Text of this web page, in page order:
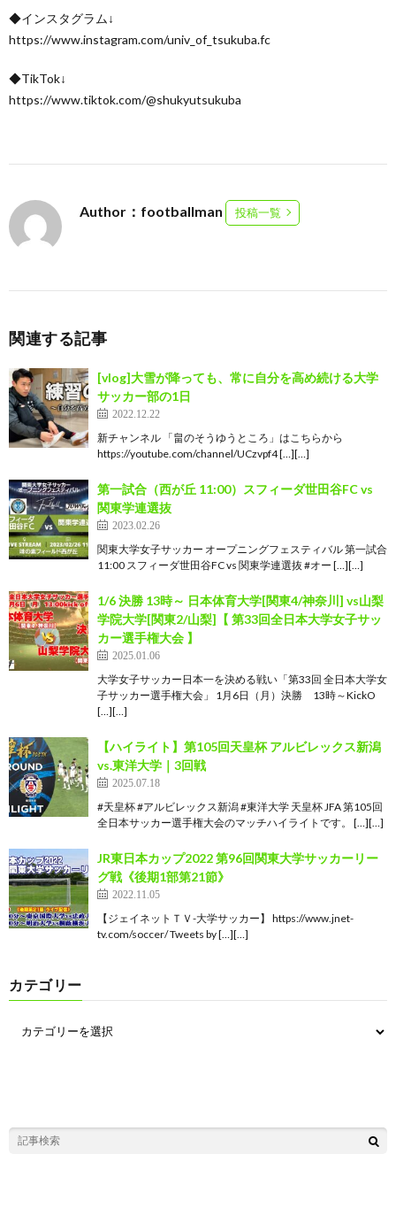
◆インスタグラム↓
https://www.instagram.com/univ_of_tsukuba.fc
◆TikTok↓
https://www.tiktok.com/@shukyutsukuba
Author：footballman 投稿一覧
関連する記事
[vlog]大雪が降っても、常に自分を高め続ける大学
サッカー部の1日
2022.12.22
新チャンネル 「畠のそうゆうところ」はこちらから
https://youtube.com/channel/UCzvpf4 […][…]
第一試合（西が丘 11:00）スフィーダ世田谷FC vs
関東学連選抜
2023.02.26
関東大学女子サッカー オープニングフェスティバル 第一試合
11:00 スフィーダ世田谷FC vs 関東学連選抜 #オー […][…]
1/6 決勝 13時～ 日本体育大学[関東4/神奈川] vs山梨
学院大学[関東2/山梨]【 第33回全日本大学女子サッ
カー選手権大会 】
2025.01.06
大学女子サッカー日本一を決める戦い「第33回 全日本大学女
子サッカー選手権大会」 1月6日（月）決勝 13時～KickO
[…][…]
【ハイライト】第105回天皇杯 アルビレックス新潟
vs.東洋大学｜3回戦
2025.07.18
#天皇杯 #アルビレックス新潟 #東洋大学 天皇杯 JFA 第105回
全日本サッカー選手権大会のマッチハイライトです。 […][…]
JR東日本カップ2022 第96回関東大学サッカーリー
グ戦《後期1部第21節》
2022.11.05
【ジェイネットＴＶ-大学サッカー】 https://www.jnet-
tv.com/soccer/ Tweets by […][…]
カテゴリー